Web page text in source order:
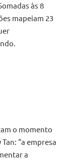
às 8
mapeiam 23
o momento
“a empresa
a